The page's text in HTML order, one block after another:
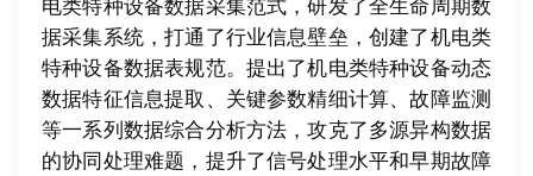
电类特种设备数据采集范式，研发了全生命周期数
据采集系统，打通了行业信息壁垒，创建了机电类
特种设备数据表规范。提出了机电类特种设备动态
数据特征信息提取、关键参数精细计算、故障监测
等一系列数据综合分析方法，攻克了多源异构数据
的协同处理难题，提升了信号处理水平和早期故障